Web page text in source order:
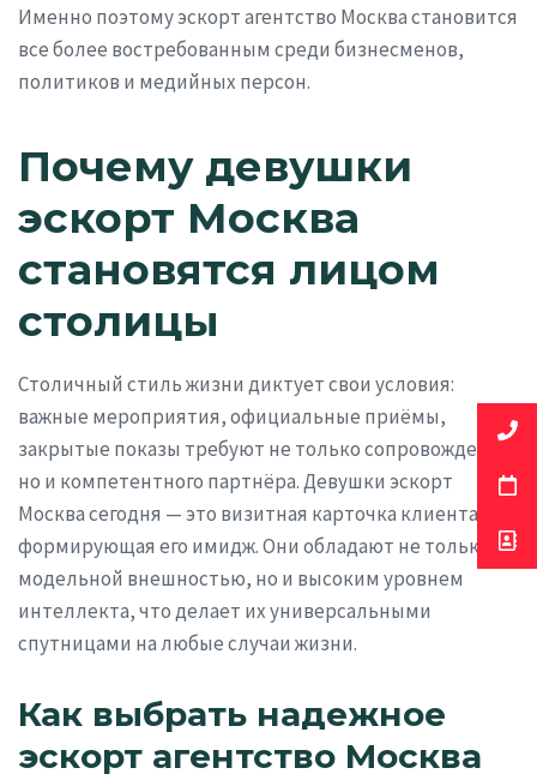
Именно поэтому эскорт агентство Москва становится
все более востребованным среди бизнесменов,
политиков и медийных персон.
Почему девушки
эскорт Москва
становятся лицом
столицы
Столичный стиль жизни диктует свои условия:
важные мероприятия, официальные приёмы,
закрытые показы требуют не только сопровождения,
но и компетентного партнёра. Девушки эскорт
Москва сегодня — это визитная карточка клиента,
формирующая его имидж. Они обладают не только
модельной внешностью, но и высоким уровнем
интеллекта, что делает их универсальными
спутницами на любые случаи жизни.
Как выбрать надежное
эскорт агентство Москва